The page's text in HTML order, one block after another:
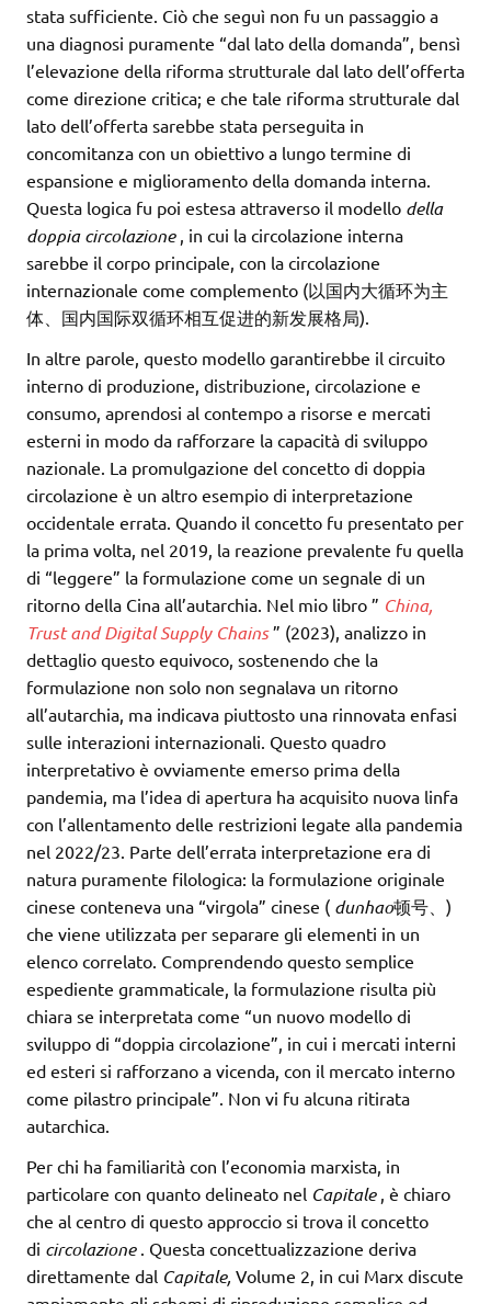
stata sufficiente. Ciò che seguì non fu un passaggio a
una diagnosi puramente “dal lato della domanda”, bensì
l’elevazione della riforma strutturale dal lato dell’offerta
come direzione critica; e che tale riforma strutturale dal
lato dell’offerta sarebbe stata perseguita in
concomitanza con un obiettivo a lungo termine di
espansione e miglioramento della domanda interna.
Questa logica fu poi estesa attraverso il modello della
doppia circolazione, in cui la circolazione interna
sarebbe il corpo principale, con la circolazione
internazionale come complemento (以国内大循环为主
体、国内国际双循环相互促进的新发展格局).
In altre parole, questo modello garantirebbe il circuito
interno di produzione, distribuzione, circolazione e
consumo, aprendosi al contempo a risorse e mercati
esterni in modo da rafforzare la capacità di sviluppo
nazionale. La promulgazione del concetto di doppia
circolazione è un altro esempio di interpretazione
occidentale errata. Quando il concetto fu presentato per
la prima volta, nel 2019, la reazione prevalente fu quella
di “leggere” la formulazione come un segnale di un
ritorno della Cina all’autarchia. Nel mio libro ” China,
Trust and Digital Supply Chains” (2023), analizzo in
dettaglio questo equivoco, sostenendo che la
formulazione non solo non segnalava un ritorno
all’autarchia, ma indicava piuttosto una rinnovata enfasi
sulle interazioni internazionali. Questo quadro
interpretativo è ovviamente emerso prima della
pandemia, ma l’idea di apertura ha acquisito nuova linfa
con l’allentamento delle restrizioni legate alla pandemia
nel 2022/23. Parte dell’errata interpretazione era di
natura puramente filologica: la formulazione originale
cinese conteneva una “virgola” cinese ( dunhao顿号、)
che viene utilizzata per separare gli elementi in un
elenco correlato. Comprendendo questo semplice
espediente grammaticale, la formulazione risulta più
chiara se interpretata come “un nuovo modello di
sviluppo di “doppia circolazione”, in cui i mercati interni
ed esteri si rafforzano a vicenda, con il mercato interno
come pilastro principale”. Non vi fu alcuna ritirata
autarchica.
Per chi ha familiarità con l’economia marxista, in
particolare con quanto delineato nel Capitale, è chiaro
che al centro di questo approccio si trova il concetto
di circolazione. Questa concettualizzazione deriva
direttamente dal Capitale, Volume 2, in cui Marx discute